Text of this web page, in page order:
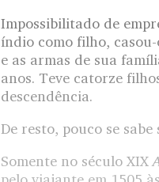
Impossibilitado de
índio como filho,
e as armas de sua
anos. Teve catorze
descendência.
De resto, pouco se
Somente no século XIX A